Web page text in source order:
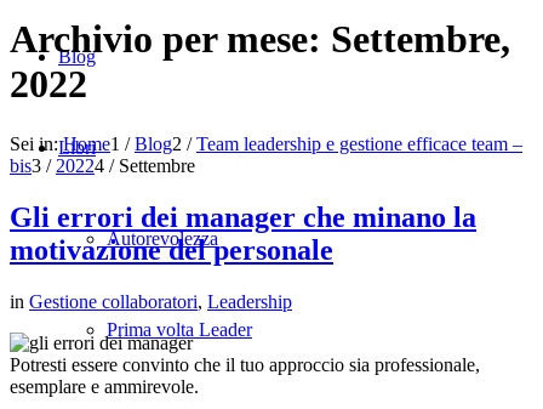
Blog
Libri
Autorevolezza
Prima volta Leader
Archivio per mese: Settembre,
2022
Sei in: Home1 / Blog2 / Team leadership e gestione efficace team –
bis3 / 20224 / Settembre
Gli errori dei manager che minano la
motivazione del personale
in Gestione collaboratori, Leadership
Potresti essere convinto che il tuo approccio sia professionale,
esemplare e ammirevole.